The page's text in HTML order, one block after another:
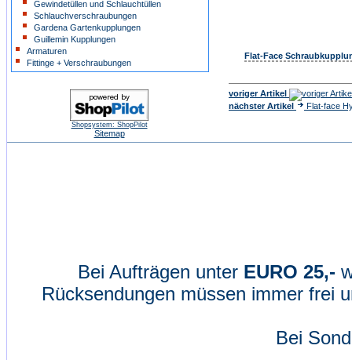
Gewindetüllen und Schlauchtüllen
Schlauchverschraubungen
Gardena Gartenkupplungen
Guillemin Kupplungen
Armaturen
Fittinge + Verschraubungen
Shopsystem: ShopPilot
Sitemap
Flat-Face
voriger Artikel
nächster Artikel
Flat-face
Bei Aufträgen unter EURO 25,-
Rücksendungen müssen immer frei
Bei